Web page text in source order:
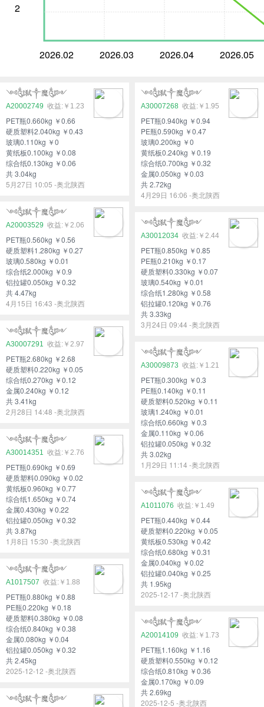
2
2026.02 2026.03 2026.04 2026.05
༺༃弑༒魔༃༻
A20002749
￥1.23
PET瓶0.660kg ￥0.66
硬质塑料2.040kg ￥0.43
玻璃0.110kg ￥0
黄纸板0.100kg ￥0.08
综合纸0.130kg ￥0.06
共 3.04kg
5月27日 10:05 -奥北陕西
༺༃弑༒魔༃༻
A30007268
￥1.95
PET瓶0.940kg ￥0.94
PE瓶0.590kg ￥0.47
玻璃0.200kg ￥0
黄纸板0.240kg ￥0.19
综合纸0.700kg ￥0.32
金属0.050kg ￥0.03
共 2.72kg
4月29日 16:06 -奥北陕西
༺༃弑༒魔༃༻
A20003529
￥2.06
PET瓶0.560kg ￥0.56
硬质塑料1.280kg ￥0.27
玻璃0.580kg ￥0.01
综合纸2.000kg ￥0.9
铝拉罐0.050kg ￥0.32
共 4.47kg
4月15日 16:43 -奥北陕西
༺༃弑༒魔༃༻
A30012034
￥2.44
PET瓶0.850kg ￥0.85
PE瓶0.210kg ￥0.17
硬质塑料0.330kg ￥0.07
玻璃0.540kg ￥0.01
综合纸1.280kg ￥0.58
铝拉罐0.120kg ￥0.76
共 3.33kg
3月24日 09:44 -奥北陕西
༺༃弑༒魔༃༻
A30007291
￥2.97
PET瓶2.680kg ￥2.68
硬质塑料0.220kg ￥0.05
综合纸0.270kg ￥0.12
金属0.240kg ￥0.12
共 3.41kg
2月28日 14:48 -奥北陕西
༺༃弑༒魔༃༻
A30009873
￥1.21
PET瓶0.300kg ￥0.3
PE瓶0.140kg ￥0.11
硬质塑料0.520kg ￥0.11
玻璃1.240kg ￥0.01
综合纸0.660kg ￥0.3
金属0.110kg ￥0.06
铝拉罐0.050kg ￥0.32
共 3.02kg
1月29日 11:14 -奥北陕西
༺༃弑༒魔༃༻
A30014351
￥2.76
PET瓶0.690kg ￥0.69
硬质塑料0.090kg ￥0.02
黄纸板0.960kg ￥0.77
综合纸1.650kg ￥0.74
金属0.430kg ￥0.22
铝拉罐0.050kg ￥0.32
共 3.87kg
1月8日 15:30 -奥北陕西
༺༃弑༒魔༃༻
A1011076
￥1.49
PET瓶0.440kg ￥0.44
硬质塑料0.220kg ￥0.05
黄纸板0.530kg ￥0.42
综合纸0.680kg ￥0.31
金属0.040kg ￥0.02
铝拉罐0.040kg ￥0.25
共 1.95kg
2025-12-17 -奥北陕西
༺༃弑༒魔༃༻
A1017507
￥1.88
PET瓶0.880kg ￥0.88
PE瓶0.220kg ￥0.18
硬质塑料0.380kg ￥0.08
综合纸0.840kg ￥0.38
金属0.080kg ￥0.04
铝拉罐0.050kg ￥0.32
共 2.45kg
2025-12-12 -奥北陕西
༺༃弑༒魔༃༻
A20014109
￥1.73
PET瓶1.160kg ￥1.16
硬质塑料0.550kg ￥0.12
综合纸0.810kg ￥0.36
金属0.170kg ￥0.09
共 2.69kg
2025-12-5 -奥北陕西
༺༃弑༒魔༃༻